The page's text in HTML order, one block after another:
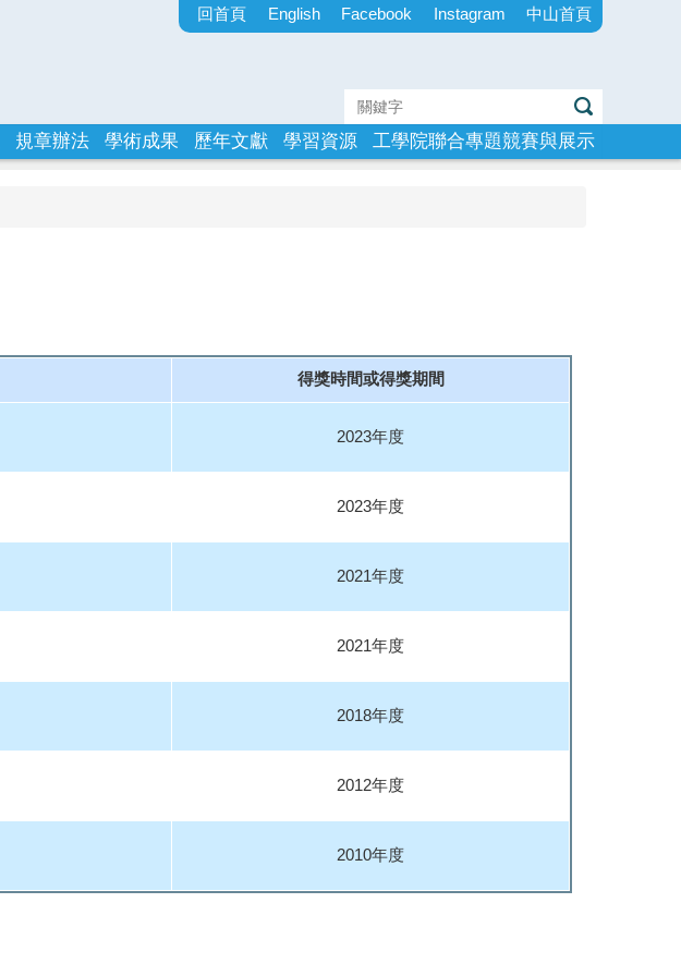
回首頁 English Facebook Instagram 中山首頁
工學院聯合專題競賽與展示
學習資源
歷年文獻
學術成果
規章辦法
得獎時間或得獎期間
2023年度
2023年度
2021年度
2021年度
2018年度
2012年度
2010年度